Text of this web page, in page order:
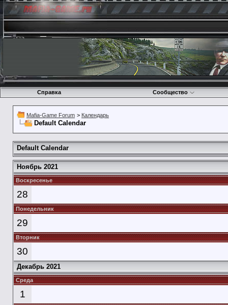
Справка Сообщество
Mafia-Game Forum > Календарь
Default Calendar
Default Calendar
Ноябрь 2021
Воскресенье
28
Понедельник
29
Вторник
30
Декабрь 2021
Среда
1